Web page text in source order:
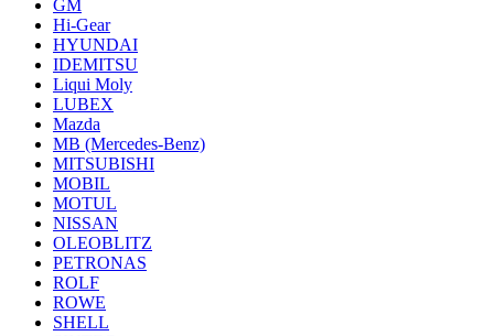
GM
Hi-Gear
HYUNDAI
IDEMITSU
Liqui Moly
LUBEX
Mazda
MB (Mercedes-Вenz)
MITSUBISHI
MOBIL
MOTUL
NISSAN
OLEOBLITZ
PETRONAS
ROLF
ROWE
SHELL